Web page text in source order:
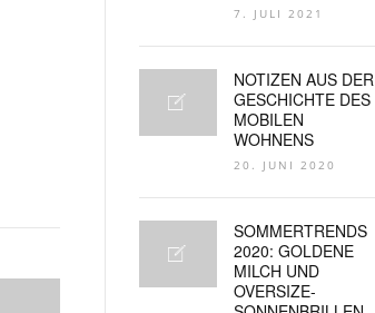
7. JULI 2021
NOTIZEN AUS DER
GESCHICHTE DES
MOBILEN
WOHNENS
20. JUNI 2020
SOMMERTRENDS
2020: GOLDENE
MILCH UND
OVERSIZE-